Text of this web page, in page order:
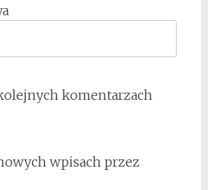
komentarzach
wpisach przez